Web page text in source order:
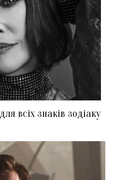
всіх знаків зодіаку